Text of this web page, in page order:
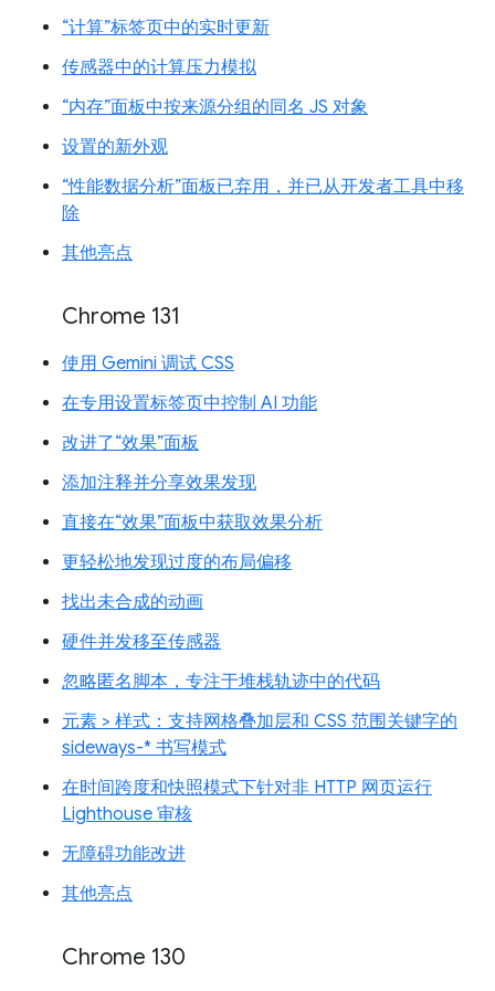
“计算”标签页中的实时更新
传感器中的计算压力模拟
“内存”面板中按来源分组的同名 JS 对象
设置的新外观
“性能数据分析”面板已弃用，并已从开发者工具中移
除
其他亮点
Chrome 131
使用 Gemini 调试 CSS
在专用设置标签页中控制 AI 功能
改进了“效果”面板
添加注释并分享效果发现
直接在“效果”面板中获取效果分析
更轻松地发现过度的布局偏移
找出未合成的动画
硬件并发移至传感器
忽略匿名脚本，专注于堆栈轨迹中的代码
元素 > 样式：支持网格叠加层和 CSS 范围关键字的
sideways-* 书写模式
在时间跨度和快照模式下针对非 HTTP 网页运行
Lighthouse 审核
无障碍功能改进
其他亮点
Chrome 130